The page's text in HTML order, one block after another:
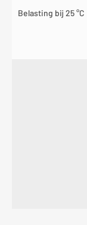
Belasting bij 25 °C